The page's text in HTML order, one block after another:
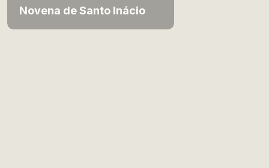
Novena de Santo Inácio